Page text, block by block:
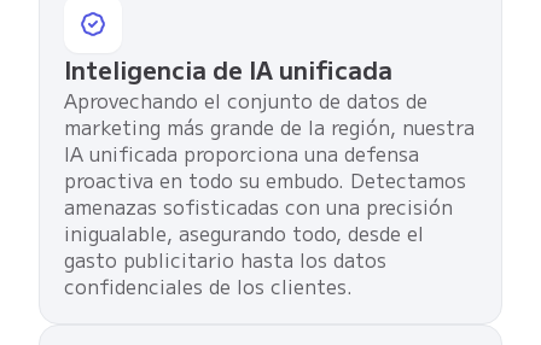
Inteligencia de IA unificada
Aprovechando el conjunto de datos de
marketing más grande de la región, nuestra
IA unificada proporciona una defensa
proactiva en todo su embudo. Detectamos
amenazas sofisticadas con una precisión
inigualable, asegurando todo, desde el
gasto publicitario hasta los datos
confidenciales de los clientes.